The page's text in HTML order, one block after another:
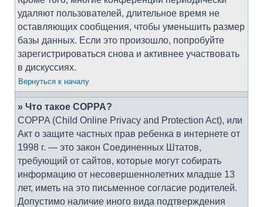
удаляют пользователей, длительное время не
оставляющих сообщения, чтобы уменьшить размер
базы данных. Если это произошло, попробуйте
зарегистрироваться снова и активнее участвовать
в дискуссиях.
Вернуться к началу
» Что такое COPPA?
COPPA (Child Online Privacy and Protection Act), или
Акт о защите частных прав ребенка в интернете от
1998 г. — это закон Соединенных Штатов,
требующий от сайтов, которые могут собирать
информацию от несовершеннолетних младше 13
лет, иметь на это письменное согласие родителей.
Допустимо наличие иного вида подтверждения